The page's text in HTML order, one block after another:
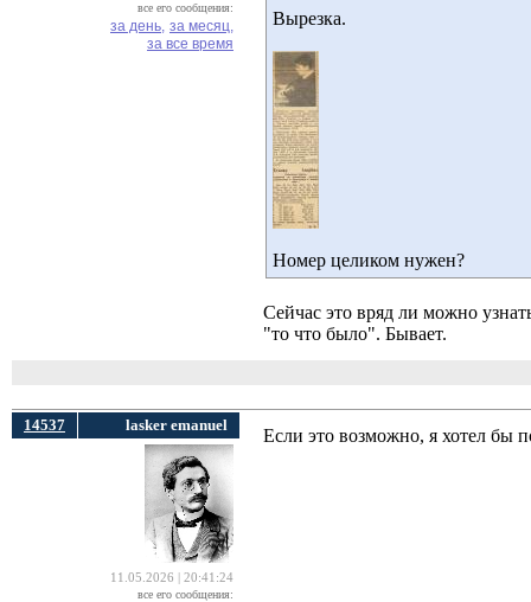
все его сообщения:
за день, за месяц,
за все время
Вырезка.
Номер целиком нужен?
Сейчас это вряд ли можно
"то что было". Бывает.
14537 lasker emanuel
11.05.2026 | 20:41:24
все его сообщения:
Если это возможно, я хотел бы